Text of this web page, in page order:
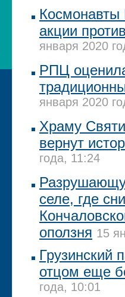
акции
января 2020
РПЦ
января 2020
Храму
вернут
года, 11:24
селе, где
оползня 15
Грузинский
отцом еще
года, 10:01